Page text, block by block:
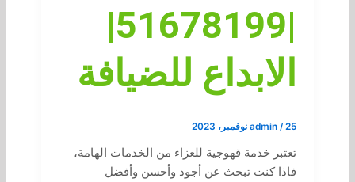
|51678199|
الابداع للضيافة
admin /25 نوفمبر، 2023
تعتبر خدمة قهوجية للعزاء من الخدمات الهامة،
فاذا كنت تبحث عن أجود وأحسن وأفضل